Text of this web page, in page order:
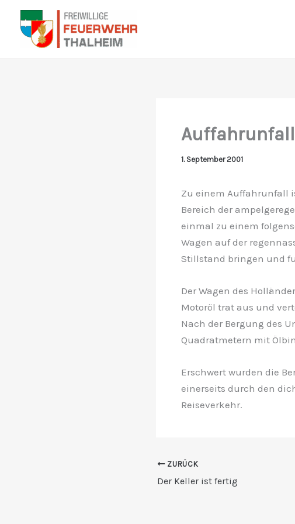
Zum
Inhalt
springen
1. September 2001
Zu einem Auffahrunfall
Bereich der
einmal zu einem
Wagen auf der
Stillstand bringen und
Der Wagen des
Motoröl trat aus und
Nach der Bergung des
Quadratmetern mit
Erschwert wurden die
einerseits durch den
Reiseverkehr.
ZURÜCK
Der Keller ist fertig